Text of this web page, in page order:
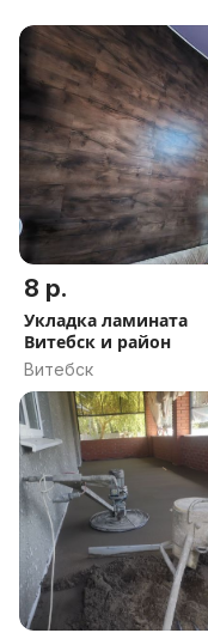
8 р.
Укладка ламината
Витебск и район
Витебск